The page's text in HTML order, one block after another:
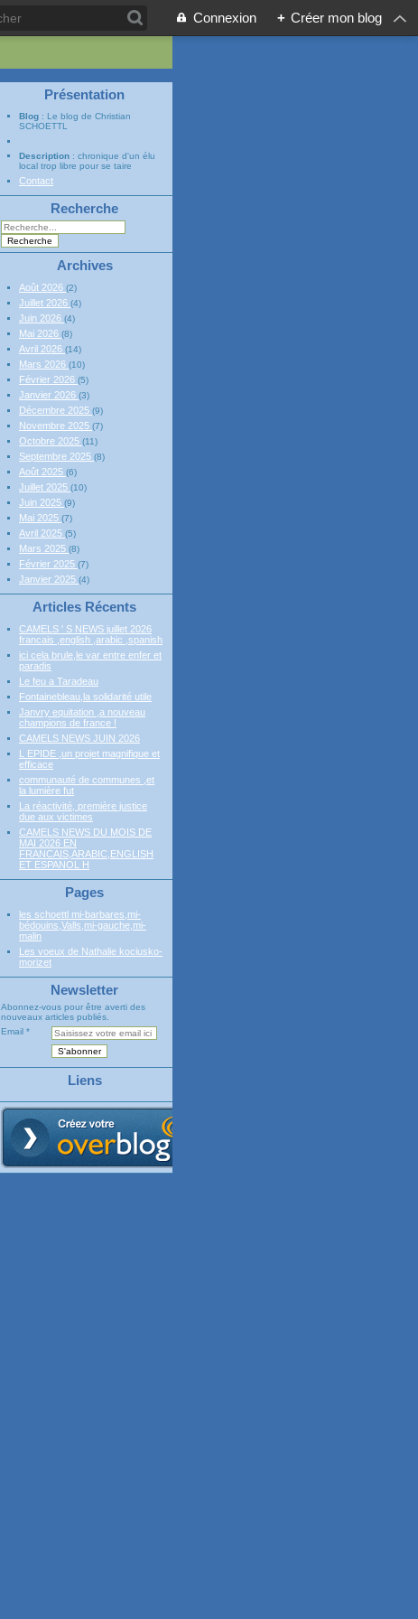
Connexion + Créer mon blog
Présentation
Blog : Le blog de Christian
SCHOETTL
Description : chronique d'un élu
local trop libre pour se taire
Contact
Recherche
Archives
Août 2026 (2)
Juillet 2026 (4)
Juin 2026 (4)
Mai 2026 (8)
Avril 2026 (14)
Mars 2026 (10)
Février 2026 (5)
Janvier 2026 (3)
Décembre 2025 (9)
Novembre 2025 (7)
Octobre 2025 (11)
Septembre 2025 (8)
Août 2025 (6)
Juillet 2025 (10)
Juin 2025 (9)
Mai 2025 (7)
Avril 2025 (5)
Mars 2025 (8)
Février 2025 (7)
Janvier 2025 (4)
Articles Récents
CAMELS ' S NEWS juillet 2026
francais ,english ,arabic ,spanish
ici cela brule,le var entre enfer et
paradis
Le feu a Taradeau
Fontainebleau,la solidarité utile
Janvry equitation ,a nouveau
champions de france !
CAMELS NEWS JUIN 2026
L EPIDE ,un projet magnifique et
efficace
communauté de communes ,et
la lumière fut
La réactivité, première justice
due aux victimes
CAMELS NEWS DU MOIS DE
MAI 2026 EN
FRANCAIS,ARABIC,ENGLISH
ET ESPANOL H
Pages
les schoettl mi-barbares,mi-
bédouins,Valls,mi-gauche,mi-
malin
Les voeux de Nathalie kociusko-
morizet
Newsletter
Abonnez-vous pour être averti des
nouveaux articles publiés.
Email
Liens